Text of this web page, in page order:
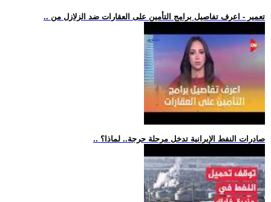
.. تعمير - اعرف تفاصيل برامج التأمين على العقارات ضد الزلازل من
.. صادرات النفط الإيرانية تدخل مرحلة حرجة.. لماذا؟